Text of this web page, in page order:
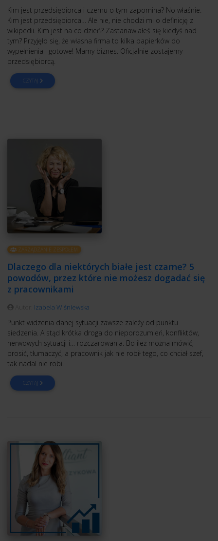
Kim jest przedsiębiorca i czemu o tym zapomina? No właśnie.
Kim jest przedsiębiorca… Ale nie, nie chodzi mi o definicję z
wikipedii. Kim jest na co dzień? Zastanawiałeś się kiedyś nad
tym? Przyjęło się, że własna firma to kilka papierków do
wypełnienia i gotowe! Mamy biznes. Oficjalnie zostajemy
przedsiębiorcą.
CZYTAJ
ZARZĄDZANIE ZESPOŁEM
Dlaczego dla niektórych białe jest czarne? 5
powodów, przez które nie możesz dogadać się
z pracownikami
Izabela Wiśniewska
Punkt widzenia danej sytuacji zawsze zależy od punktu
siedzenia. A stąd krótka droga do nieporozumień, konfliktów,
nerwowych sytuacji i… rozczarowania. Bo ileż można mówić,
prosić, tłumaczyć, a pracownik jak nie robił tego, co chciał szef,
tak nadal nie robi.
CZYTAJ